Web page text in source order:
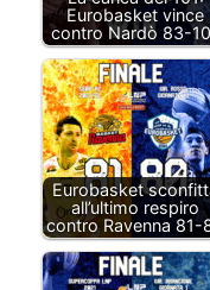
Eurobasket vince
contro Nardò 83-
Eurobasket
all’ultimo respiro
contro Ravenna 81-